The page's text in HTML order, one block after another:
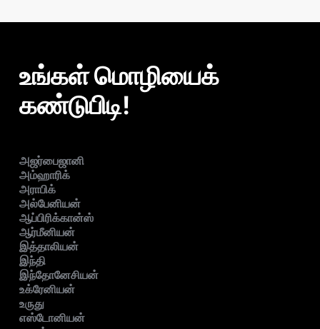
உங்கள் மொழியைக்
கண்டுபிடி!
அஜர்பைஜானி
அம்ஹாரிக்
அராபிக்
அல்பேனியன்
ஆப்பிரிக்கான்ஸ்
ஆர்மீனியன்
இத்தாலியன்
இந்தி
இந்தோனேசியன்
உக்ரேனியன்
உருது
எஸ்டோனியன்